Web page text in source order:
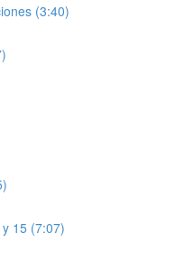
(3:40)
15 (7:07)